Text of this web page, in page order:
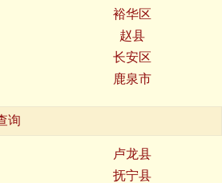
裕华区
赵县
长安区
鹿泉市
询
卢龙县
抚宁县